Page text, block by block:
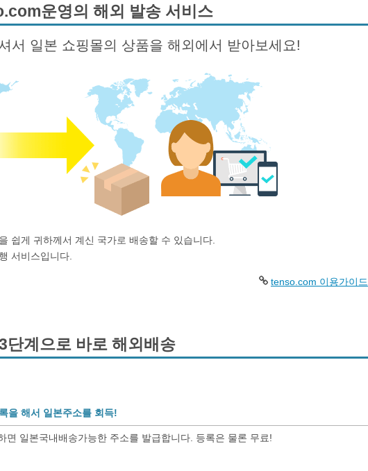
운영의 해외 발송 서비스
서 일본 쇼핑몰의 상품을 해외에서 받아보세요!
쉽게 귀하께서 계신 국가로 배송할 수 있습니다.
서비스입니다.
tenso.com 이용가이드
단계으로 바로 해외배송
을 해서 일본주소를 회득!
면 일본국내배송가능한 주소를 발급합니다. 등록은 물론 무료!